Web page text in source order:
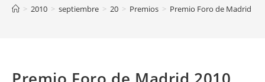
> 2010 > septiembre > 20 > Premios > Premio Foro de Madrid